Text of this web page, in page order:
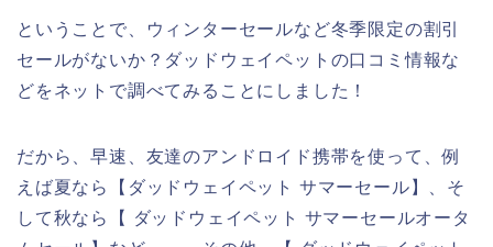
ということで、ウィンターセールなど冬季限定の割引
セールがないか？ダッドウェイペットの口コミ情報な
どをネットで調べてみることにしました！
だから、早速、友達のアンドロイド携帯を使って、例
えば夏なら【ダッドウェイペット サマーセール】、そ
して秋なら【 ダッドウェイペット サマーセールオータ